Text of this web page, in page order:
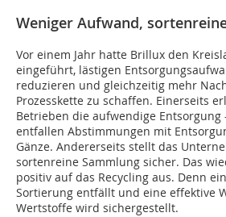
Weniger Aufwand,
Vor einem Jahr hatte Brillux den
eingeführt, lästigen
reduzieren und gleichzeitig mehr
Prozesskette zu schaffen. Einerseits
Betrieben die aufwendige Entsorgung
entfallen Abstimmungen mit
Gänze. Andererseits stellt das
sortenreine Sammlung sicher. Das
positiv auf das Recycling aus. Denn
Sortierung entfällt und eine effektive
Wertstoffe wird sichergestellt.